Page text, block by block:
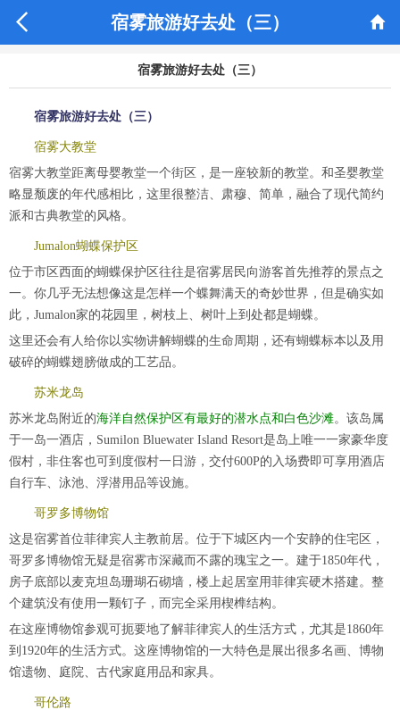
 宿雾旅游好去处（三） 
宿雾旅游好去处（三）
宿雾旅游好去处（三）
宿雾大教堂
宿雾大教堂距离母婴教堂一个街区，是一座较新的教堂。和圣婴教堂
略显颓废的年代感相比，这里很整洁、肃穆、简单，融合了现代简约
派和古典教堂的风格。
Jumalon蝴蝶保护区
位于市区西面的蝴蝶保护区往往是宿雾居民向游客首先推荐的景点之
一。你几乎无法想像这是怎样一个蝶舞满天的奇妙世界，但是确实如
此，Jumalon家的花园里，树枝上、树叶上到处都是蝴蝶。
这里还会有人给你以实物讲解蝴蝶的生命周期，还有蝴蝶标本以及用
破碎的蝴蝶翅膀做成的工艺品。
苏米龙岛
苏米龙岛附近的海洋自然保护区有最好的潜水点和白色沙滩。该岛属
于一岛一酒店，Sumilon Bluewater Island Resort是岛上唯一一家豪华度
假村，非住客也可到度假村一日游，交付600P的入场费即可享用酒店
自行车、泳池、浮潜用品等设施。
哥罗多博物馆
这是宿雾首位菲律宾人主教前居。位于下城区内一个安静的住宅区，
哥罗多博物馆无疑是宿雾市深藏而不露的瑰宝之一。建于1850年代，
房子底部以麦克坦岛珊瑚石砌墙，楼上起居室用菲律宾硬木搭建。整
个建筑没有使用一颗钉子，而完全采用楔榫结构。
在这座博物馆参观可扼要地了解菲律宾人的生活方式，尤其是1860年
到1920年的生活方式。这座博物馆的一大特色是展出很多名画、博物
馆遗物、庭院、古代家庭用品和家具。
哥伦路